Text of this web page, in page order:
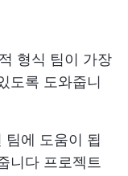
형식 팀이 가장
도록 도와줍니
팀에 도움이 됩
니다 프로젝트